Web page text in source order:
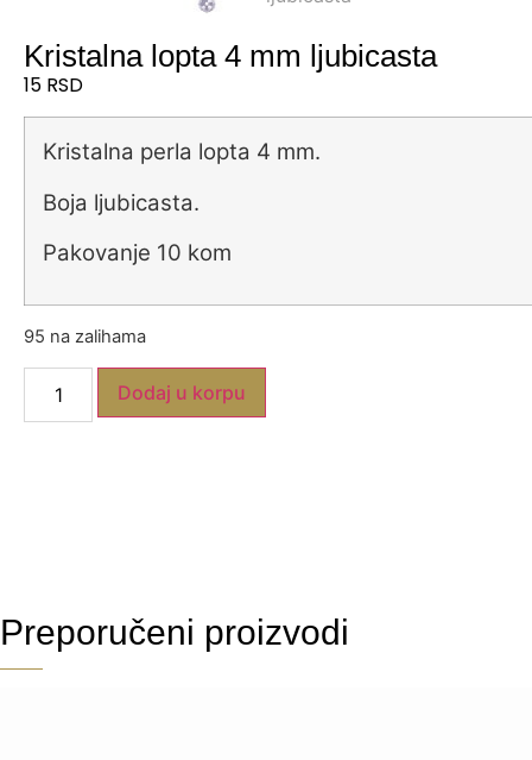
Kristalna lopta 4 mm ljubicasta
15 RSD
Kristalna perla lopta 4 mm.
Boja ljubicasta.
Pakovanje 10 kom
95 na zalihama
Dodaj u korpu
Preporučeni proizvodi